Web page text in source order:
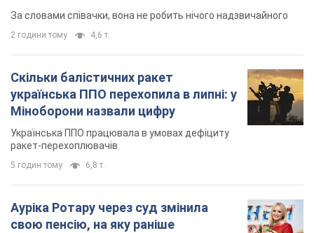
За словами співачки, вона не робить нічого надзвичайного
2 години тому 4,6 т.
Скільки балістичних ракет
українська ППО перехопила в липні: у
Міноборони назвали цифру
Українська ППО працювала в умовах дефіциту
ракет-перехоплювачів
5 годин тому 6,8 т.
Ауріка Ротару через суд змінила
свою пенсію, на яку раніше